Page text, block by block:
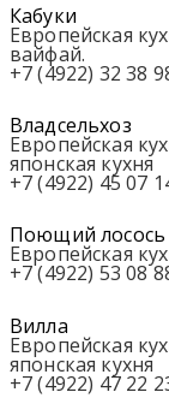
Кабуки
Европейская
вайфай.
+7 (4922) 32 38
Владсельхоз
Европейская
японская кухня
+7 (4922) 45 07
Поющий лосось
Европейская
+7 (4922) 53 08
Вилла
Европейская
японская кухня
+7 (4922) 47 22